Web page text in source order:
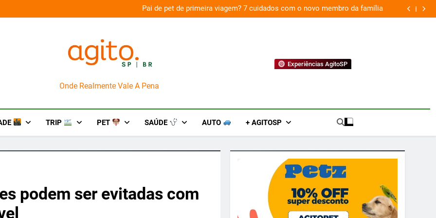
Pai de pet de primeira viagem? 7 cuidados com o novo membro da família
AgitoSP
Onde Realmente Vale A Pena
Experiências AgitoSP
TRIP PET SAÚDE AUTO + AGITOSP
podem ser evitadas com